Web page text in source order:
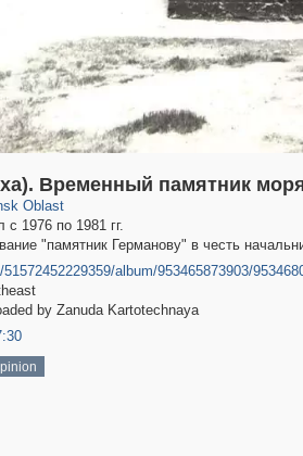
Временный памятник
29,248
Oblast
56
1976 по 1981 гг.
"памятник Германову" в честь
album/953465873903/
by Zanuda Kartotechnaya